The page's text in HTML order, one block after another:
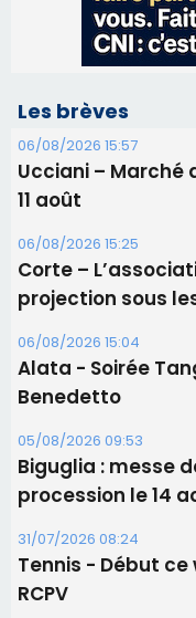
06/08/2026 15:25
Corte –
06/08/2026 15:04
Alata - Soirée
Benedetto
05/08/2026 09:53
Biguglia : messe
procession le 14
31/07/2026 08:24
Tennis - Début
RCPV
31/07/2026 08:22
82ème
Commandant
Les plus lus